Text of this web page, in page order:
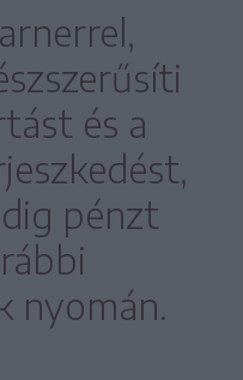
és a
pénzt
nyomán.